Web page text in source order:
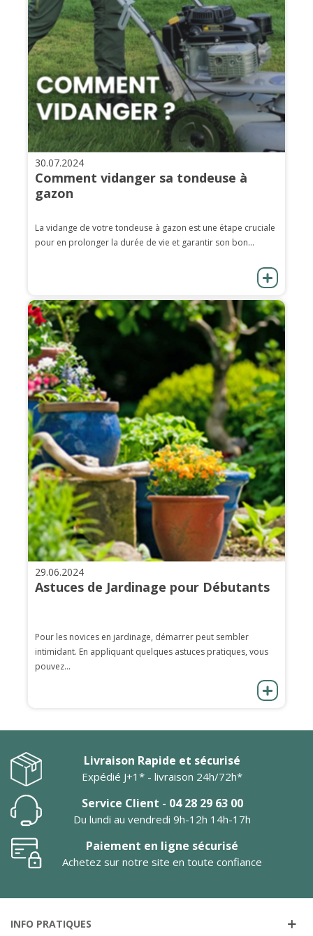
30.07.2024
Comment vidanger sa tondeuse à
gazon
La vidange de votre tondeuse à gazon est une étape cruciale
pour en prolonger la durée de vie et garantir son bon...
29.06.2024
Astuces de Jardinage pour Débutants
Pour les novices en jardinage, démarrer peut sembler
intimidant. En appliquant quelques astuces pratiques, vous
pouvez...
Livraison Rapide et sécurisé
Expédié J+1* - livraison 24h/72h*
Service Client - 04 28 29 63 00
Du lundi au vendredi 9h-12h 14h-17h
Paiement en ligne sécurisé
Achetez sur notre site en toute confiance
INFO PRATIQUES